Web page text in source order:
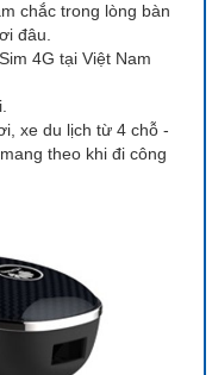
chắc trong lòng bàn
đâu.
4G tại Việt Nam
xe du lịch từ 4 chỗ -
theo khi đi công